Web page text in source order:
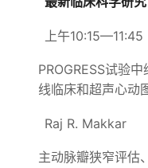
上午10:15—11:45
PROGRESS试验
线临床和超声心动
Raj R. Makkar
主动脉瓣狭窄评估